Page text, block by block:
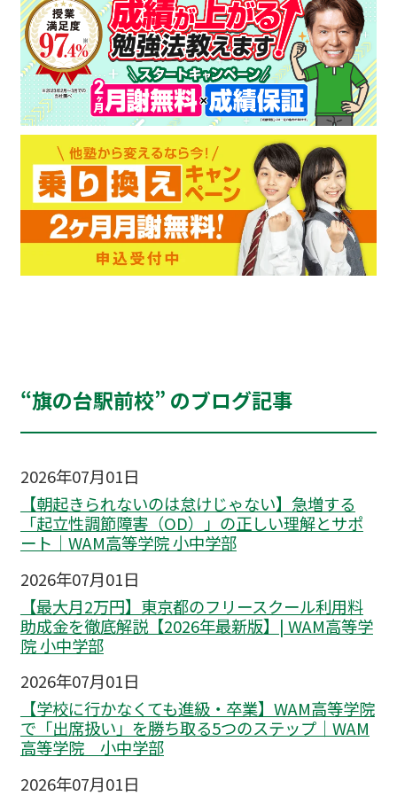
“旗の台駅前校” のブログ記事
2026年07月01日
【朝起きられないのは怠けじゃない】急増する
「起立性調節障害（OD）」の正しい理解とサポ
ート｜WAM高等学院 小中学部
2026年07月01日
【最大月2万円】東京都のフリースクール利用料
助成金を徹底解説【2026年最新版】| WAM高等学
院 小中学部
2026年07月01日
【学校に行かなくても進級・卒業】WAM高等学院
で「出席扱い」を勝ち取る5つのステップ｜WAM
高等学院 小中学部
2026年07月01日